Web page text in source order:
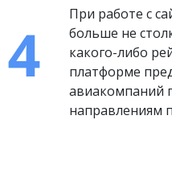
При работе с
больше не
какого-либо
платформе
авиакомпаний
направлениям